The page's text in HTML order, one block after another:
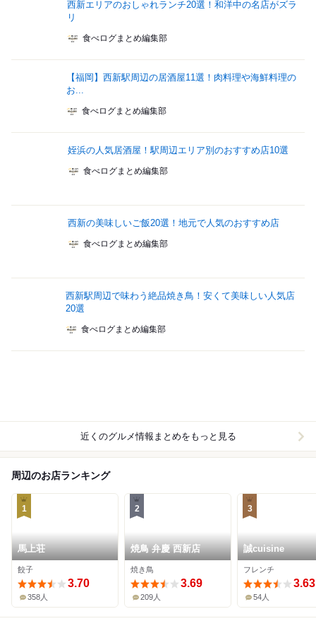
西新エリアのおしゃれランチ20選！和洋中の名店がズラ
リ
食べログまとめ編集部
【福岡】西新駅周辺の居酒屋11選！肉料理や海鮮料理の
お...
食べログまとめ編集部
姪浜の人気居酒屋！駅周辺エリア別のおすすめ店10選
食べログまとめ編集部
西新の美味しいご飯20選！地元で人気のおすすめ店
食べログまとめ編集部
西新駅周辺で味わう絶品焼き鳥！安くて美味しい人気店
20選
食べログまとめ編集部
近くのグルメ情報まとめをもっと見る
周辺のお店ランキング
1
馬上荘
餃子
3.70
358人
2
焼鳥 弁慶 西新店
焼き鳥
3.69
209人
3
誠cuisine
フレンチ
3.63
54人